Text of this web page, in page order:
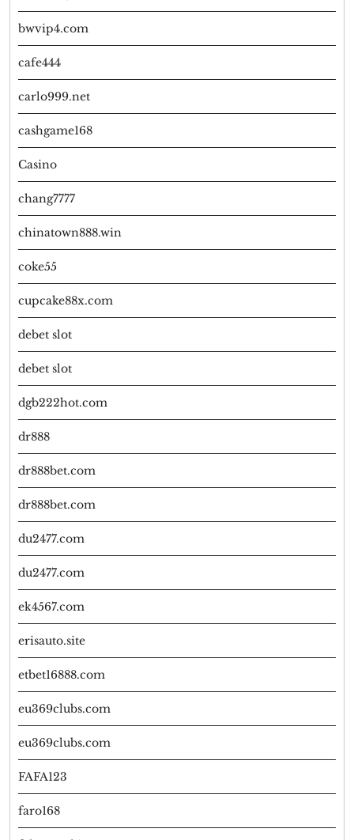
bwvip4.com
cafe444
carlo999.net
cashgame168
Casino
chang7777
chinatown888.win
coke55
cupcake88x.com
debet slot
debet slot
dgb222hot.com
dr888
dr888bet.com
dr888bet.com
du2477.com
du2477.com
ek4567.com
erisauto.site
etbet16888.com
eu369clubs.com
eu369clubs.com
FAFA123
faro168